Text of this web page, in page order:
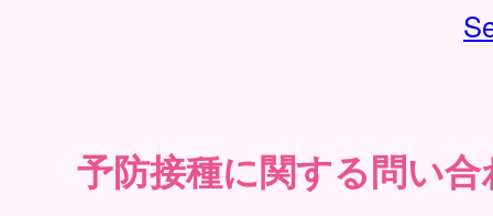
予防接種に関する問い